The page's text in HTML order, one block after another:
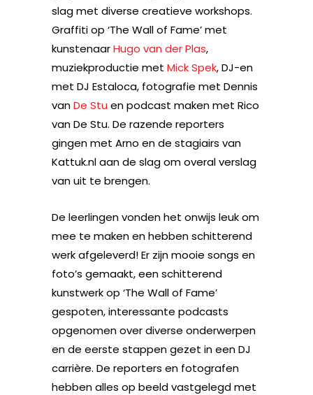
slag met diverse creatieve workshops.
Graffiti op ‘The Wall of Fame’ met
kunstenaarHugo van der Plas,
muziekproductie met Mick Spek, DJ-en
met DJ Estaloca, fotografie met Dennis
vanDe Stu en podcast maken met Rico
van De Stu. De razende reporters
gingen met Arno en de stagiairs van
Kattuk.nl aan de slag om overal verslag
van uit te brengen.
De leerlingen vonden het onwijs leuk om
mee te maken en hebben schitterend
werk afgeleverd! Er zijn mooie songs en
foto’s gemaakt, een schitterend
kunstwerk op ‘The Wall of Fame’
gespoten, interessante podcasts
opgenomen over diverse onderwerpen
en de eerste stappen gezet in een DJ
carrière. De reporters en fotografen
hebben alles op beeld vastgelegd met